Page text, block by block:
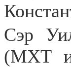
Сэр
(МХТ